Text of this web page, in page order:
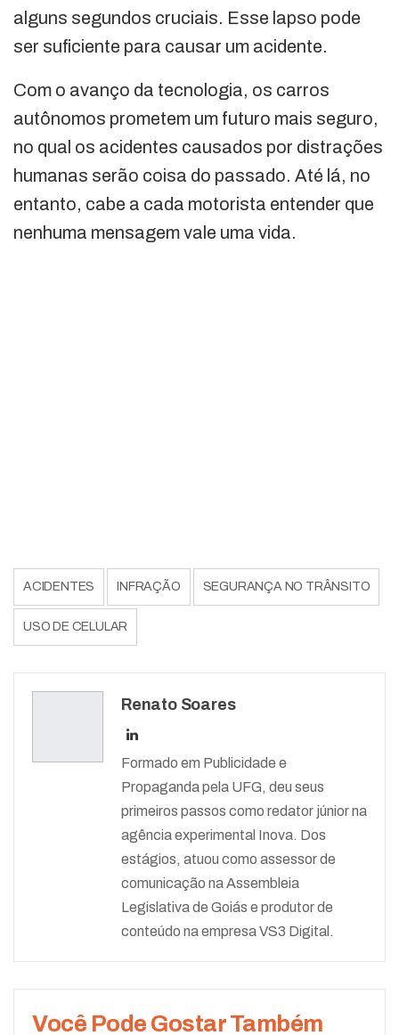
alguns segundos cruciais. Esse lapso pode
ser suficiente para causar um acidente.
Com o avanço da tecnologia, os carros
autônomos prometem um futuro mais seguro,
no qual os acidentes causados por distrações
humanas serão coisa do passado. Até lá, no
entanto, cabe a cada motorista entender que
nenhuma mensagem vale uma vida.
ACIDENTES INFRAÇÃO SEGURANÇA NO TRÂNSITO
USO DE CELULAR
Renato Soares
Formado em Publicidade e
Propaganda pela UFG, deu seus
primeiros passos como redator júnior na
agência experimental Inova. Dos
estágios, atuou como assessor de
comunicação na Assembleia
Legislativa de Goiás e produtor de
conteúdo na empresa VS3 Digital.
Você Pode Gostar Também